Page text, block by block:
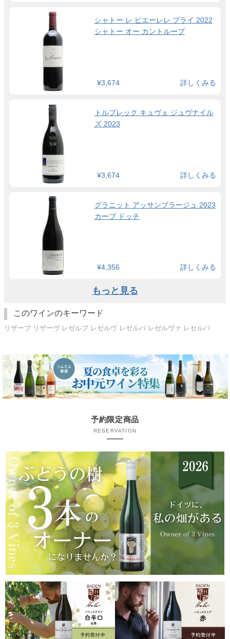
シャトー レ ピエーレレ ブライ 2022
シャトー オー カントループ
¥3,674 詳しくみる
トルブレック キュヴェ ジュヴナイル
ズ 2023
¥3,674 詳しくみる
グラニット アッサンブラージュ 2023
カーブ ドッチ
¥4,356 詳しくみる
もっと見る
このワインのキーワード
リザーブ リザーヴ レゼルブ レゼルヴ レゼルバ レゼルヴァ レセルバ
予約限定商品
RESERVATION